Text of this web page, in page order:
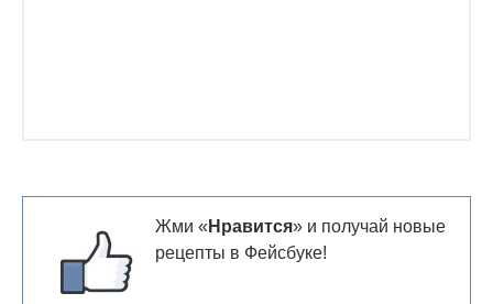
Жми « Нравится» и получай новые
рецепты в Фейсбуке!